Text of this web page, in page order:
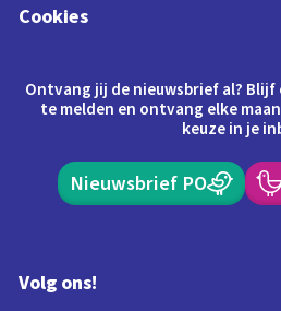
Cookies
Ontvang jij de nieuwsbrief al?
te melden en ontvang elke
keuze in je
Nieuwsbrief PO
Volg ons!